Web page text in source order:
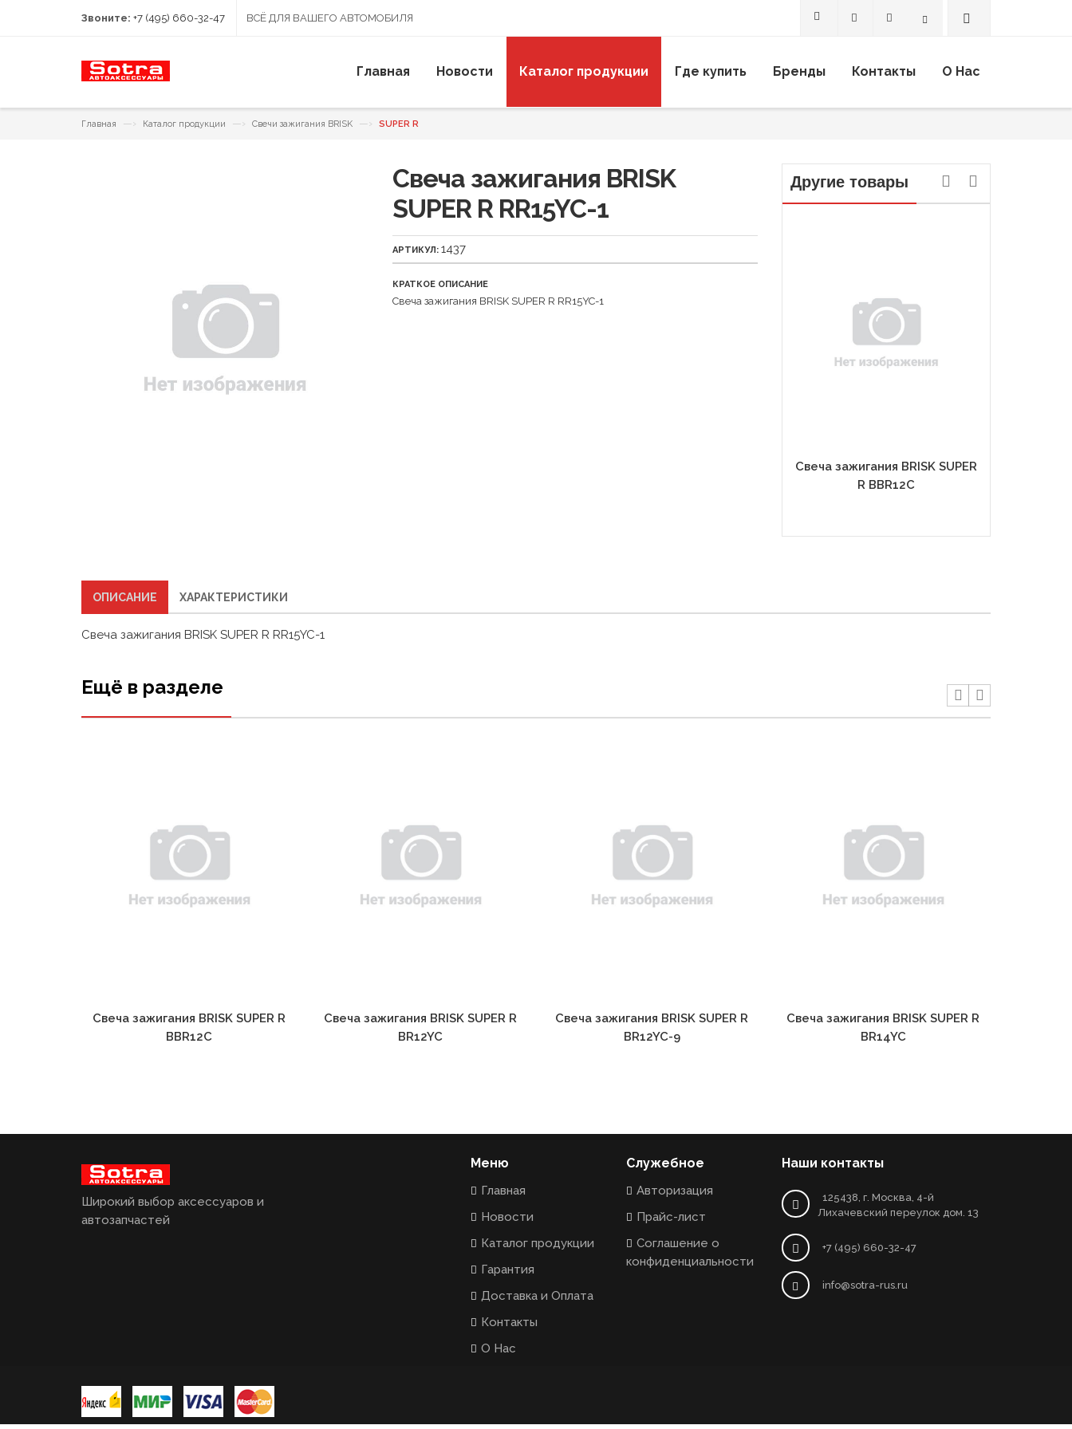
Звоните: +7 (495) 660-32-47 ВСЁ ДЛЯ ВАШЕГО АВТОМОБИЛЯ
Главная Новости Каталог продукции Где купить Бренды Контакты О Нас
Главная —› Каталог продукции —› Свечи зажигания BRISK —› SUPER R
Свеча зажигания BRISK
SUPER R RR15YC-1
АРТИКУЛ: 1437
КРАТКОЕ ОПИСАНИЕ
Свеча зажигания BRISK SUPER R RR15YC-1
Другие товары
Свеча зажигания BRISK SUPER
R BBR12C
ОПИСАНИЕ ХАРАКТЕРИСТИКИ
Свеча зажигания BRISK SUPER R RR15YC-1
Ещё в разделе
Свеча зажигания BRISK SUPER R
BBR12C
Свеча зажигания BRISK SUPER R
BR12YC
Свеча зажигания BRISK SUPER R
BR12YC-9
Свеча зажигания BRISK SUPER R
BR14YC
Широкий выбор аксессуаров и
автозапчастей
Меню
Главная
Новости
Каталог продукции
Гарантия
Доставка и Оплата
Контакты
О Нас
Служебное
Авторизация
Прайс-лист
Соглашение о
конфиденциальности
Наши контакты
125438, г. Москва, 4-й
Лихачевский переулок дом. 13
+7 (495) 660-32-47
info@sotra-rus.ru